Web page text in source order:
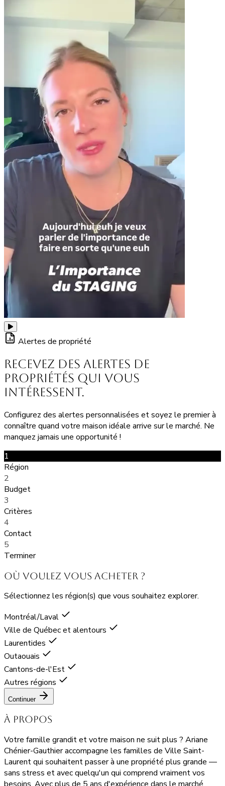
Alertes de propriété
Recevez des alertes de
propriétés qui vous
intéressent.
Configurez des alertes personnalisées et soyez le premier à
connaître quand votre maison idéale arrive sur le marché. Ne
manquez jamais une opportunité !
1
Région
2
Budget
3
Critères
4
Contact
5
Terminer
Où voulez vous acheter ?
Sélectionnez les région(s) que vous souhaitez explorer.
Montréal/Laval
Ville de Québec et alentours
Laurentides
Outaouais
Cantons-de-l'Est
Autres régions
Continuer
À propos
Votre famille grandit et votre maison ne suit plus ? Ariane
Chénier-Gauthier accompagne les familles de Ville Saint-
Laurent qui souhaitent passer à une propriété plus grande —
sans stress et avec quelqu'un qui comprend vraiment vos